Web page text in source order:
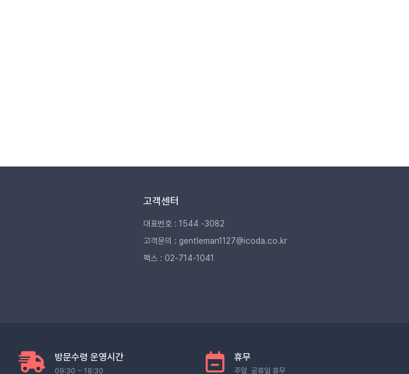
고객센터
대표번호 : 1544 -3082
고객문의 : gentleman1127@icoda.co.kr
팩스 : 02-714-1041
방문수령 운영시간
09:30 ~ 18:30
휴무
주말, 공휴일 휴무